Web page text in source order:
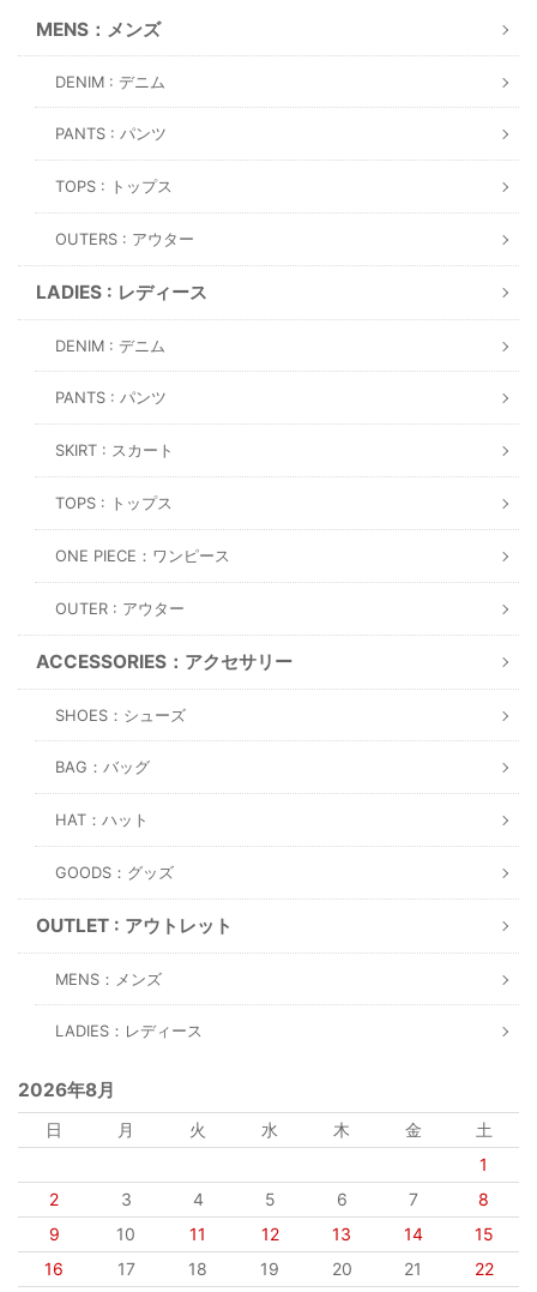
MENS：メンズ
DENIM : デニム
PANTS : パンツ
TOPS : トップス
OUTERS : アウター
LADIES : レディース
DENIM : デニム
PANTS : パンツ
SKIRT : スカート
TOPS : トップス
ONE PIECE：ワンピース
OUTER : アウター
ACCESSORIES：アクセサリー
SHOES：シューズ
BAG：バッグ
HAT：ハット
GOODS：グッズ
OUTLET : アウトレット
MENS：メンズ
LADIES：レディース
2026年8月
日 月 火 水 木 金
土
1
2
3 4 5 6 7
8
9
10 11 12 13 14
15
16
17 18 19 20 21
22